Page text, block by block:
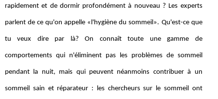
rapidement et de dormir profondément à nouveau ? Les experts
parlent de ce qu'on appelle «l'hygiène du sommeil». Qu'est-ce que
tu veux dire par là? On connaît toute une gamme de
comportements qui n'éliminent pas les problèmes de sommeil
pendant la nuit, mais qui peuvent néanmoins contribuer à un
sommeil sain et réparateur : les chercheurs sur le sommeil ont